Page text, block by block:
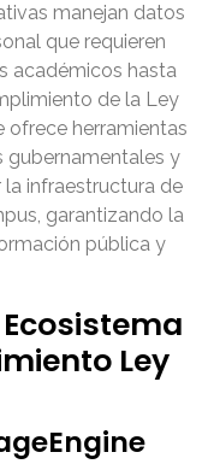
manejan datos
que requieren
académicos hasta
de la Ley
ofrece herramientas
gubernamentales y
infraestructura de
garantizando la
pública y
Ley